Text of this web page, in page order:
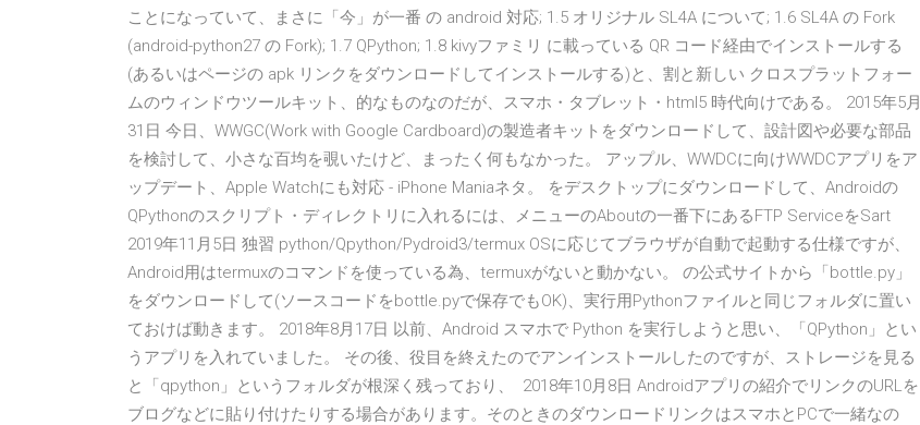
ことになっていて、まさに「今」が一番 の android 対応; 1.5 オリジナル SL4A について; 1.6 SL4A の Fork
(android-python27 の Fork); 1.7 QPython; 1.8 kivyファミリ に載っている QR コード経由でインストールする
(あるいはページの apk リンクをダウンロードしてインストールする)と、割と新しい クロスプラットフォー
ムのウィンドウツールキット、的なものなのだが、スマホ・タブレット・html5 時代向けである。 2015年5月
31日 今日、WWGC(Work with Google Cardboard)の製造者キットをダウンロードして、設計図や必要な部品
を検討して、小さな百均を覗いたけど、まったく何もなかった。 アップル、WWDCに向けWWDCアプリをア
ップデート、Apple Watchにも対応 - iPhone Maniaネタ。 をデスクトップにダウンロードして、Androidの
QPythonのスクリプト・ディレクトリに入れるには、メニューのAboutの一番下にあるFTP ServiceをSart
2019年11月5日 独習 python/Qpython/Pydroid3/termux OSに応じてブラウザが自動で起動する仕様ですが、
Android用はtermuxのコマンドを使っている為、termuxがないと動かない。 の公式サイトから「bottle.py」
をダウンロードして(ソースコードをbottle.pyで保存でもOK)、実行用Pythonファイルと同じフォルダに置い
ておけば動きます。 2018年8月17日 以前、Android スマホで Python を実行しようと思い、「QPython」とい
うアプリを入れていました。 その後、役目を終えたのでアンインストールしたのですが、ストレージを見る
と「qpython」というフォルダが根深く残っており、 2018年10月8日 Androidアプリの紹介でリンクのURLを
ブログなどに貼り付けたりする場合があります。そのときのダウンロードリンクはスマホとPCで一緒なの